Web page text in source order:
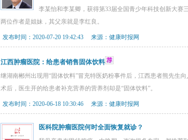
李某怡和李某卿，获得第33届全国青少年科技创新大
两位作者是姐妹，其父亲就是李红良。
发布时间：2020-07-20 19:42:43 来源：健康时报网
江西肿瘤医院：给患者销售固体饮料
继湖南郴州出现用“固体饮料”冒充特医奶粉事件后，江西患者熊先生
术后，医生开的给患者补充营养的营养剂却是“固体饮料”。
发布时间：2020-06-18 10:30:46 来源：健康时报网
医科院肿瘤医院何时全面恢复就诊？